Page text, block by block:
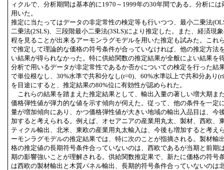
ィクルで、分析期間は基本的に1970～1999年の30年間である。分析に
用いた。
推定に当たってはデータの非定常性の検定等も行いつつ、最小二乗法
二乗法(2SLS)、三段階最小二乗法(3SLS)により推定した。また、経済現
程を見ることが出来るアーモンラグモデルを用いた推定も試みた。これ
で推定して理論的な価格の符号条件が合っていなければ、他の推定方法
い結果が得られなかった。特に供給関数の推定結果が全般によい結果を
分析で用いるデータが非定常性であるか否かについての検定を行った結
で単位根なし、30%水準で共和分なし(r=0)、60%水準以上で共和分あり
を目途にすると、推定結果の80%位に有効性が認められた。
これらの結果を踏まえた推定結果として、輸出入量の著しい増大期ま
価格弾性値が弾力的な値を示す傾向が伺えた。従って、他の条件を一定
量が増加傾向にあり、かつ価格弾性値が大きい地域の輸出入品目は、今
加すると考えられる。例えば、オセアニアの産業用丸太、製材、西欧、
ティクル輸出、北米、東欧の産業用丸太輸入は、今後も増加すると考え
ーモンラグモデルの推定結果では、特に次のことが指摘される。製材輸
格の推定値の長期符号条件合っていないのは、西欧であるが当期と前期
期の影響強いことが理解される。供給関数推定果で、新たに価格の符号
は西欧の製材輸出と木質パネル輸出、長期的符号条件合っていないのは